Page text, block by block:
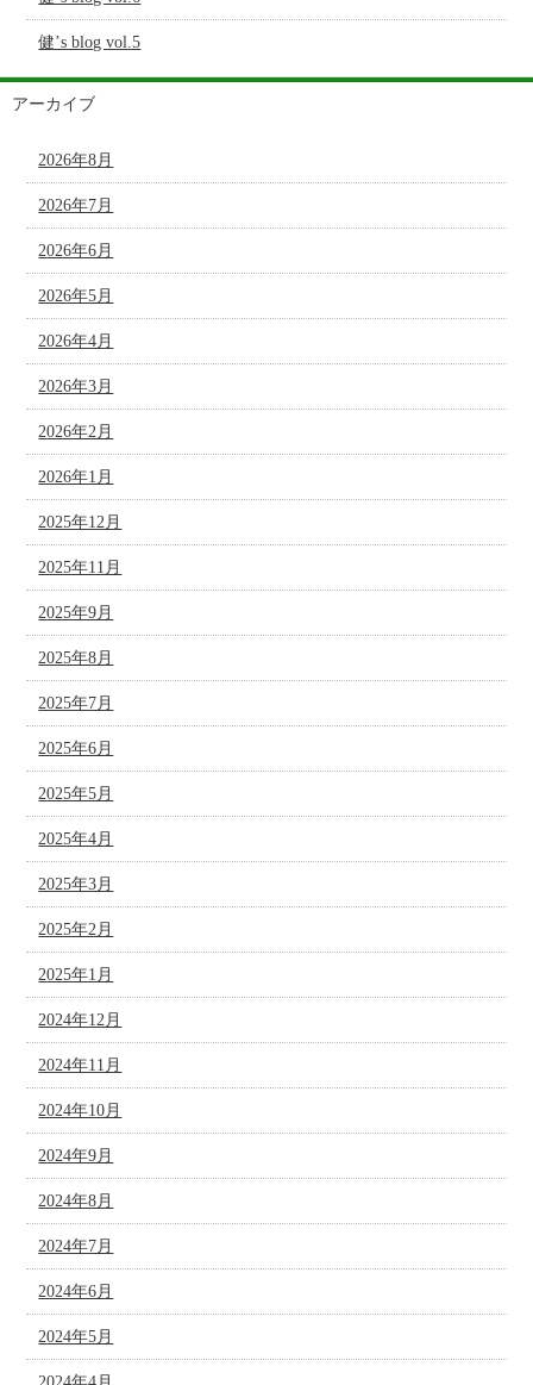
健’s blog vol.5
アーカイブ
2026年8月
2026年7月
2026年6月
2026年5月
2026年4月
2026年3月
2026年2月
2026年1月
2025年12月
2025年11月
2025年9月
2025年8月
2025年7月
2025年6月
2025年5月
2025年4月
2025年3月
2025年2月
2025年1月
2024年12月
2024年11月
2024年10月
2024年9月
2024年8月
2024年7月
2024年6月
2024年5月